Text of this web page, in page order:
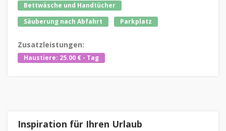
Bettwäsche und Handtücher
Säuberung nach Abfahrt
Parkplatz
Zusatzleistungen:
Haustiere: 25.00 € - Tag
Inspiration für Ihren Urlaub